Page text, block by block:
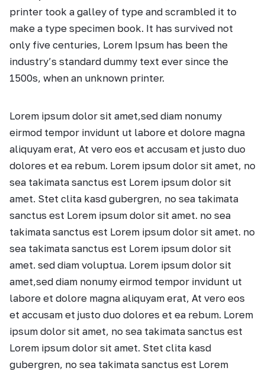
printer took a galley of type and scrambled it to
make a type specimen book. It has survived not
only five centuries, Lorem Ipsum has been the
industry’s standard dummy text ever since the
1500s, when an unknown printer.
Lorem ipsum dolor sit amet,sed diam nonumy
eirmod tempor invidunt ut labore et dolore magna
aliquyam erat, At vero eos et accusam et justo duo
dolores et ea rebum. Lorem ipsum dolor sit amet, no
sea takimata sanctus est Lorem ipsum dolor sit
amet. Stet clita kasd gubergren, no sea takimata
sanctus est Lorem ipsum dolor sit amet. no sea
takimata sanctus est Lorem ipsum dolor sit amet. no
sea takimata sanctus est Lorem ipsum dolor sit
amet. sed diam voluptua. Lorem ipsum dolor sit
amet,sed diam nonumy eirmod tempor invidunt ut
labore et dolore magna aliquyam erat, At vero eos
et accusam et justo duo dolores et ea rebum. Lorem
ipsum dolor sit amet, no sea takimata sanctus est
Lorem ipsum dolor sit amet. Stet clita kasd
gubergren, no sea takimata sanctus est Lorem